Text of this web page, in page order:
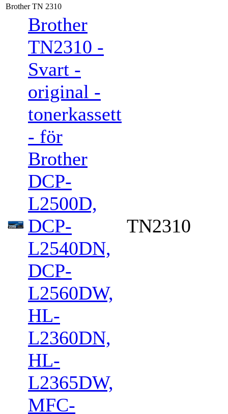
Brother TN 2310
Brother
TN2310 -
Svart -
original -
tonerkassett
- för
Brother
DCP-
L2500D,
DCP-
L2540DN,
DCP-
L2560DW,
HL-
L2360DN,
HL-
L2365DW,
MFC-
TN2310